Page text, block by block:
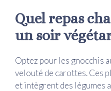
Quel repas
un soir
Optez pour les gnocchis
velouté de carottes. Ces
et intègrent des légumes